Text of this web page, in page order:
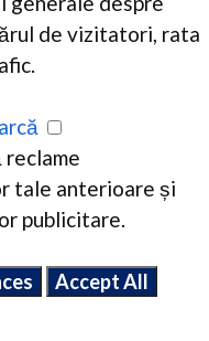
de vizitatori, rata
tale anterioare și
publicitare.
Accept All